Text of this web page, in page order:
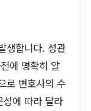
생합니다. 성관
에 명확히 알
로 변호사의 수
에 따라 달라